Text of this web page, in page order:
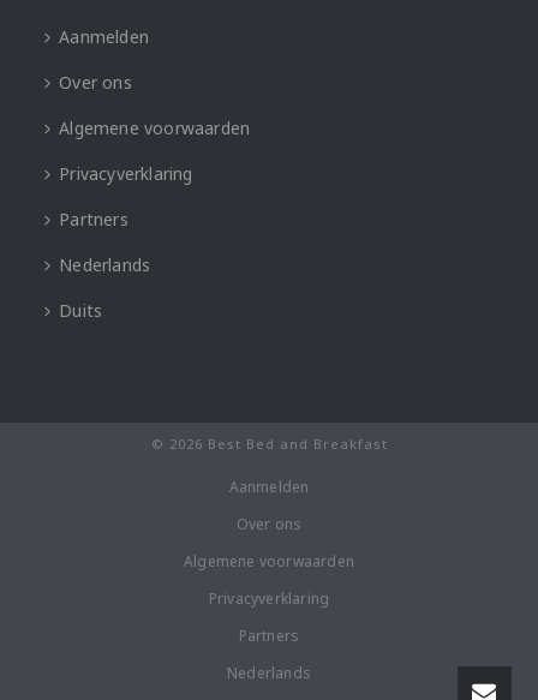
Aanmelden
Over ons
Algemene voorwaarden
Privacyverklaring
Partners
Nederlands
Duits
© 2026 Best Bed and Breakfast
Aanmelden
Over ons
Algemene voorwaarden
Privacyverklaring
Partners
Nederlands